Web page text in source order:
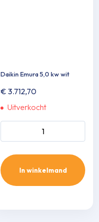
Daikin Emura 5,0 kw wit
€ 3.712,70
Uitverkocht
In winkelmand